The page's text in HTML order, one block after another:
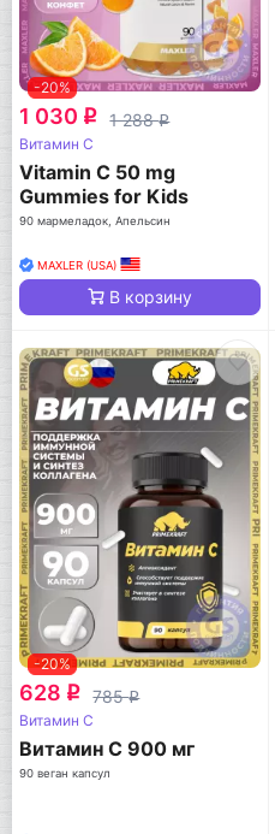
-20%
1 030 q 1 288q
Витамин C
Vitamin C 50 mg
Gummies for Kids
90 мармеладок, Апельсин
MAXLER (USA)
В корзину
-20%
628 q 785q
Витамин C
Витамин C 900 мг
90 веган капсул